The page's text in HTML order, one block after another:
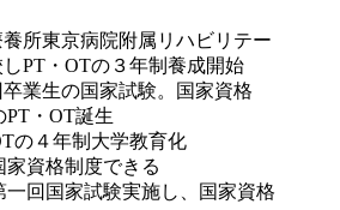
所東京病院附属リハビリテー
PT・OTの３年制養成開始
業生の国家試験。国家資格
PT・OT誕生
の４年制大学教育化
資格制度できる
回国家試験実施し、国家資格